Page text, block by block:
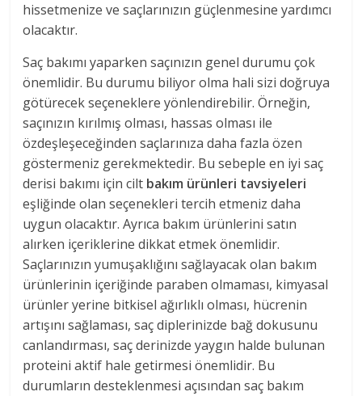
hissetmenize ve saçlarınızın güçlenmesine yardımcı
olacaktır.
Saç bakımı yaparken saçınızın genel durumu çok
önemlidir. Bu durumu biliyor olma hali sizi doğruya
götürecek seçeneklere yönlendirebilir. Örneğin,
saçınızın kırılmış olması, hassas olması ile
özdeşleşeceğinden saçlarınıza daha fazla özen
göstermeniz gerekmektedir. Bu sebeple en iyi saç
derisi bakımı için cilt bakım ürünleri tavsiyeleri
eşliğinde olan seçenekleri tercih etmeniz daha
uygun olacaktır. Ayrıca bakım ürünlerini satın
alırken içeriklerine dikkat etmek önemlidir.
Saçlarınızın yumuşaklığını sağlayacak olan bakım
ürünlerinin içeriğinde paraben olmaması, kimyasal
ürünler yerine bitkisel ağırlıklı olması, hücrenin
artışını sağlaması, saç diplerinizde bağ dokusunu
canlandırması, saç derinizde yaygın halde bulunan
proteini aktif hale getirmesi önemlidir. Bu
durumların desteklenmesi açısından saç bakım